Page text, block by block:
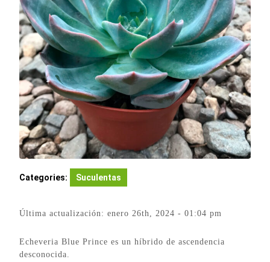
Categories: Suculentas
Última actualización: enero 26th, 2024 - 01:04 pm
Echeveria Blue Prince es un híbrido de ascendencia
desconocida.